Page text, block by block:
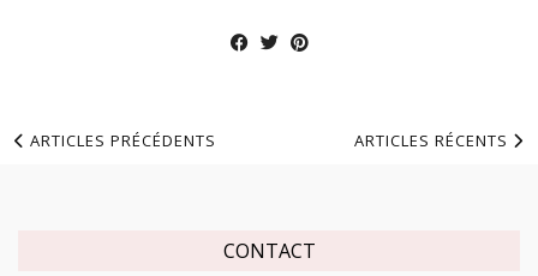
ARTICLES PRÉCÉDENTS ARTICLES RÉCENTS
CONTACT